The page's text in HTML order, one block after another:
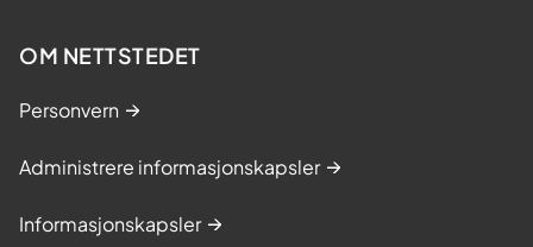
OM NETTSTEDET
Personvern
Administrere informasjonskapsler
Informasjonskapsler